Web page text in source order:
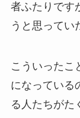
者ふたりです
うと思ってい
こういったこ
になっている
る人たちがた